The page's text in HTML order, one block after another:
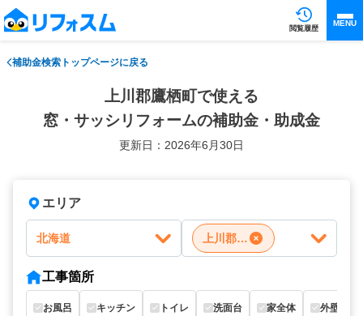
閲覧履歴
MENU
補助金検索トップページに戻る
上川郡鷹栖町で使える
窓・サッシリフォームの補助金・助成金
更新日：2026年6月30日
エリア
北海道 上川郡鷹栖町
工事箇所
お風呂 キッチン トイレ 洗面台 家全体 外壁